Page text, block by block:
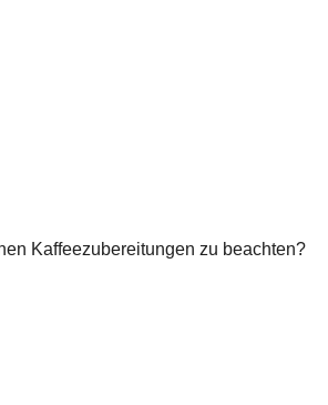
Kaffeezubereitungen zu beachten?